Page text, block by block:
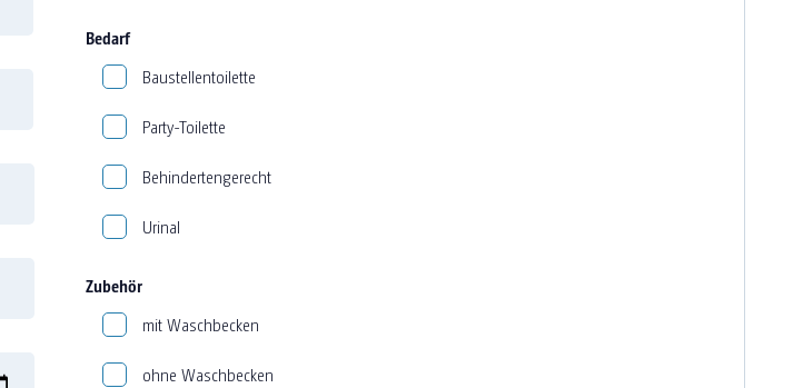
Bedarf
Baustellentoilette
Party-Toilette
Behindertengerecht
Urinal
Zubehör
mit Waschbecken
ohne Waschbecken